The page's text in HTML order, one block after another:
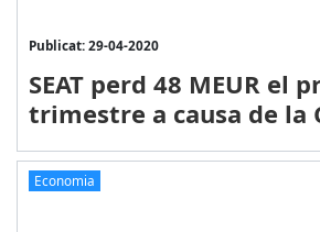
Publicat: 29-04-2020
SEAT perd 48 MEUR el
trimestre a causa de la
Economia